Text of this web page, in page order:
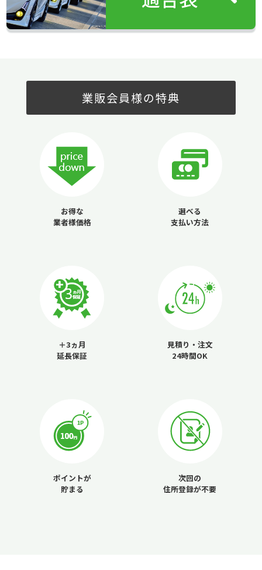
業販会員様の特典
お得な
業者様価格
選べる
支払い方法
＋3ヵ月
延長保証
見積り・注文
24時間OK
ポイントが
貯まる
次回の
住所登録が不要